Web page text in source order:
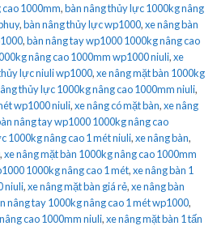
1000mm,bàn nâng thủy lực 1000kg nâng
,bàn nâng thủy lực wp1000,xe nâng bàn
,bàn nâng tay wp1000 1000kg nâng cao
nâng cao 1000mm wp1000 niuli,xe
lực niuli wp1000,xe nâng mặt bàn 1000kg
thủy lực 1000kg nâng cao 1000mm niuli,
wp1000 niuli,xe nâng có mặt bàn,xe nâng
nâng tay wp1000 1000kg nâng cao
1000kg nâng cao 1 mét niuli,xe nâng bàn,
,xe nâng mặt bàn 1000kg nâng cao 1000mm
1000kg nâng cao 1 mét,xe nâng bàn 1
niuli,xe nâng mặt bàn giá rẻ,xe nâng bàn
nâng tay 1000kg nâng cao 1 mét wp1000,
cao 1000mm niuli,xe nâng mặt bàn 1 tấn